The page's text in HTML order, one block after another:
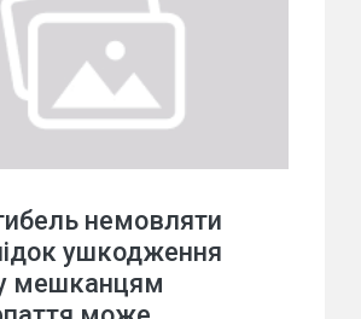
немовляти
ушкодження
мешканцям